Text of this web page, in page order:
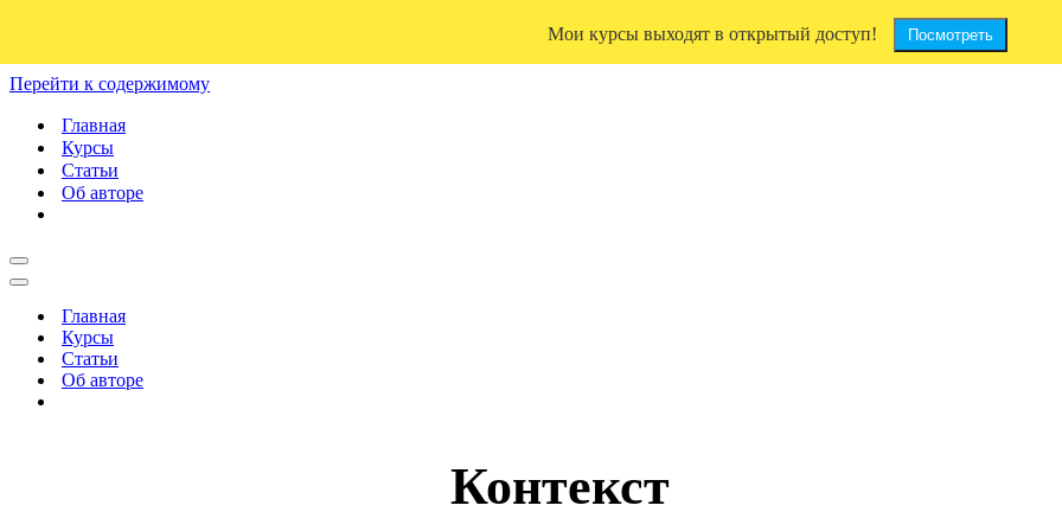
Перейти к содержимому
Главная
Курсы
Статьи
Об авторе
Меню
навигации
Меню
навигацииГлавная
Курсы
Статьи
Об авторе
Контекст
Мои курсы выходят в открытый доступ! Посмотреть